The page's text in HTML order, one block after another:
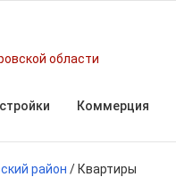
области
Коммерция
район / Квартиры